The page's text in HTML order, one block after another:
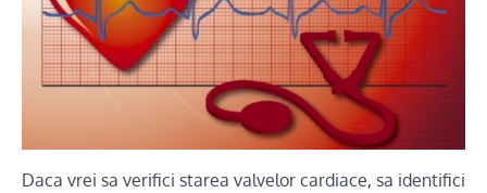
Daca vrei sa verifici starea valvelor cardiace, sa identifici